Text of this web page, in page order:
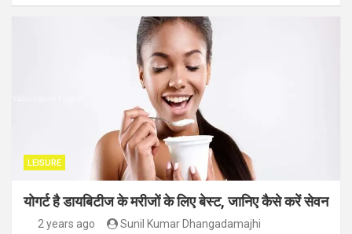
LEISURE
योगर्ट है डायबिटीज के मरीजों के लिए बेस्ट, जानिए कैसे करें सेवन
2 years ago Sunil Kumar Dhangadamajhi